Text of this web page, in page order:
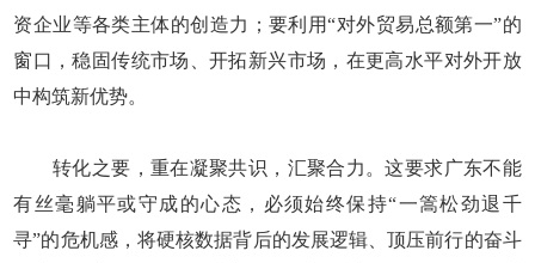
资企业等各类主体的创造力；要利用“对外贸易总额第一”的
窗口，稳固传统市场、开拓新兴市场，在更高水平对外开放
中构筑新优势。
转化之要，重在凝聚共识，汇聚合力。这要求广东不能
有丝毫躺平或守成的心态，必须始终保持“一篙松劲退千
寻”的危机感，将硬核数据背后的发展逻辑、顶压前行的奋斗